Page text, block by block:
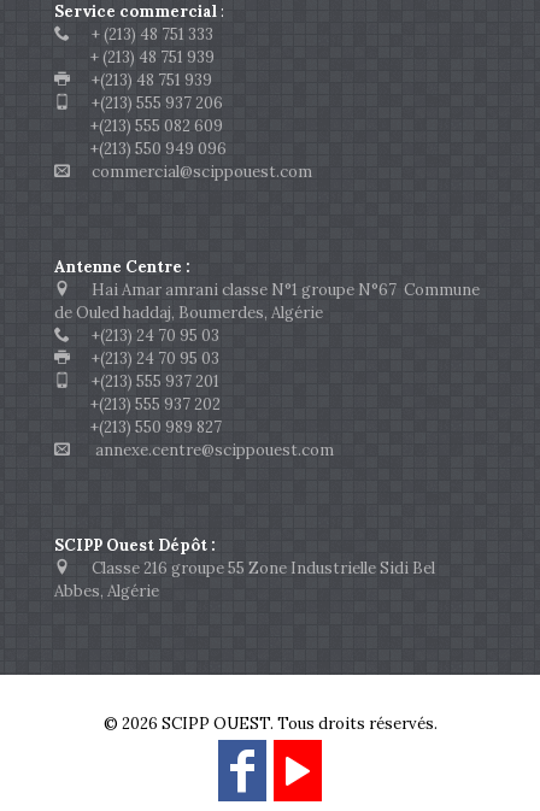
Service commercial:
+ (213) 48 751 333
+ (213) 48 751 939
+(213) 48 751 939
+(213) 555 937 206
+(213) 555 082 609
+(213) 550 949 096
commercial@scippouest.com
Antenne Centre :
Hai Amar amrani classe N°1 groupe N°67 Commune
de Ouled haddaj, Boumerdes, Algérie
+(213) 24 70 95 03
+(213) 24 70 95 03
+(213) 555 937 201
+(213) 555 937 202
+(213) 550 989 827
annexe.centre@scippouest.com
SCIPP Ouest Dépôt :
Classe 216 groupe 55 Zone Industrielle Sidi Bel
Abbes, Algérie
© 2026 SCIPP OUEST. Tous droits réservés.